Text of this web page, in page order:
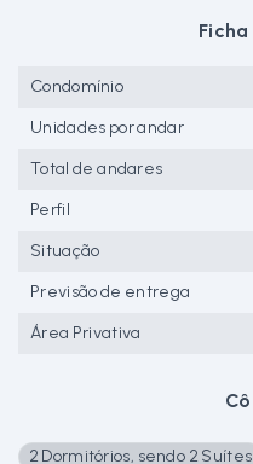
2 Dormitórios, sendo 2 Suítes
Condomínio
Unidades por andar
Total de andares
Perfil
Situação
Previsão de entrega
Área Privativa